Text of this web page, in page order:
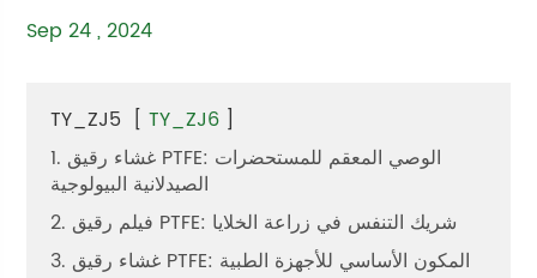
Sep 24 , 2024
TY_ZJ5 [ TY_ZJ6 ]
1. غشاء رقيق PTFE: الوصي المعقم للمستحضرات
الصيدلانية البيولوجية
2. فيلم رقيق PTFE: شريك التنفس في زراعة الخلايا
3. غشاء رقيق PTFE: المكون الأساسي للأجهزة الطبية